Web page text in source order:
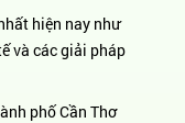
hiện nay như
và các giải pháp
phố Cần Thơ